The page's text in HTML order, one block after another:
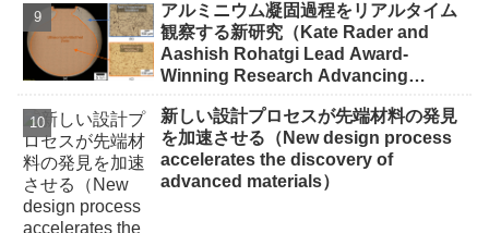
アルミニウム凝固過程をリアルタイム
観察する新研究（Kate Rader and
Aashish Rohatgi Lead Award-
Winning Research Advancing
新しい設計プロセスが先端材料の発見
を加速させる（New design process
accelerates the discovery of
advanced materials）